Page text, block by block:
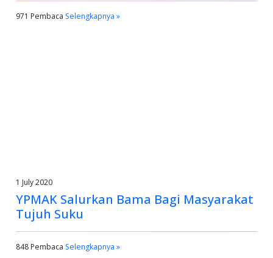
971 Pembaca Selengkapnya »
1 July 2020
YPMAK Salurkan Bama Bagi Masyarakat
Tujuh Suku
848 Pembaca Selengkapnya »